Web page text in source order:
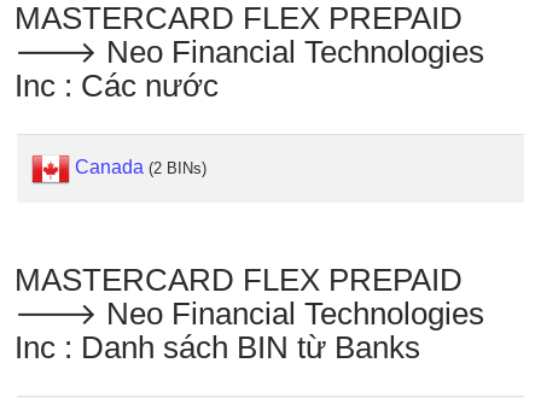
IP
BIN
Checker
Validator
MASTERCARD FLEX PREPAID
🡒 Neo Financial Technologies
Inc : Các nước
Canada (2 BINs)
MASTERCARD FLEX PREPAID
🡒 Neo Financial Technologies
Inc : Danh sách BIN từ Banks